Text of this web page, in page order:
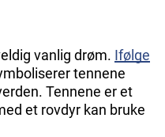
vanlig drøm. Ifølge
tennene
Tennene er et
et rovdyr kan bruke